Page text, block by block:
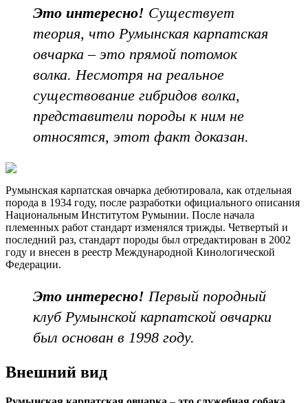
Это интересно! Существует
теория, что Румынская карпатская
овчарка – это прямой потомок
волка. Несмотря на реальное
существование гибридов волка,
представители породы к ним не
относятся, этот факт доказан.
Румынская карпатская овчарка дебютировала, как отдельная
порода в 1934 году, после разработки официального описания
Национальным Институтом Румынии. После начала
племенных работ стандарт изменялся трижды. Четвертый и
последний раз, стандарт породы был отредактирован в 2002
году и внесен в реестр Международной Кинологической
Федерации.
Это интересно! Первый породный
клуб Румынской карпатской овчарки
был основан в 1998 году.
Внешний вид